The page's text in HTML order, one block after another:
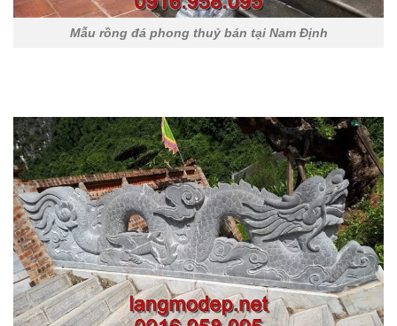
Mẫu rồng đá phong thuỷ bán tại Nam Định